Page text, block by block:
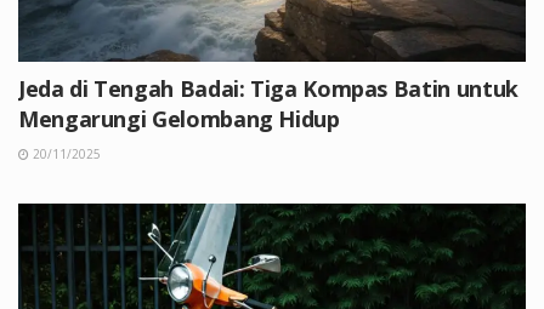
Jeda di Tengah Badai: Tiga Kompas Batin untuk
Mengarungi Gelombang Hidup
20/11/2025